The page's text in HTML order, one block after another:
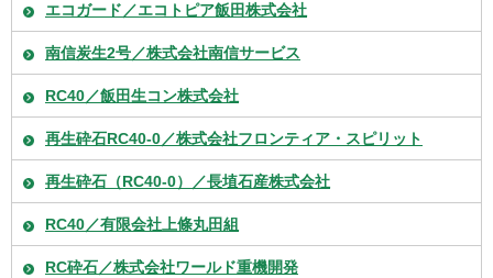
エコガード／エコトピア飯田株式会社
南信炭生2号／株式会社南信サービス
RC40／飯田生コン株式会社
再生砕石RC40-0／株式会社フロンティア・スピリット
再生砕石（RC40-0）／長埴石産株式会社
RC40／有限会社上條丸田組
RC砕石／株式会社ワールド重機開発